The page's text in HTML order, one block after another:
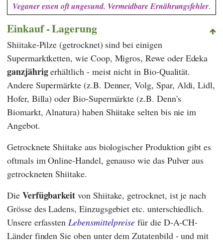
Veganer essen oft ungesund. Vermeidbare Ernährungsfehler.
Einkauf - Lagerung
Shiitake-Pilze (getrocknet) sind bei einigen
Supermarktketten, wie Coop, Migros,Rewe oder Edeka
ganzjährigerhältlich - meist nicht in Bio-Qualität.
Andere Supermärkte (z.B. Denner,Volg, Spar, Aldi,Lidl,
Hofer, Billa) oder Bio-Supermärkte (z.B. Denn's
Biomarkt, Alnatura) haben Shiitake selten bis nie im
Angebot.
Getrocknete Shiitake aus biologischer Produktion gibt es
oftmals im Online-Handel, genauso wie das Pulver aus
getrockneten Shiitake.
Die Verfügbarkeit von Shiitake, getrocknet, ist je nach
Grösse des Ladens, Einzugsgebiet etc. unterschiedlich.
Unsere erfassten Lebensmittelpreise für die D-A-CH-
Länder finden Sie oben unter dem Zutatenbild - und mit